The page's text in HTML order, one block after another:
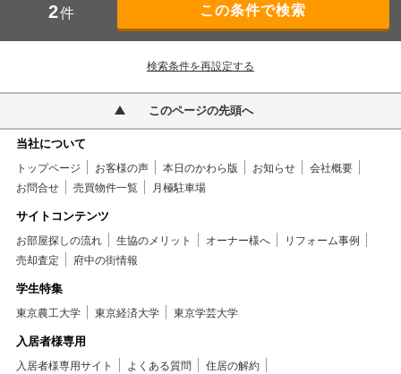
2件
検索条件を再設定する
このページの先頭へ
当社について
トップページ お客様の声 本日のかわら版 お知らせ
会社概要
お問合せ
売買物件一覧 月極駐車場
サイトコンテンツ
お部屋探しの流れ 生協のメリット オーナー様へ
リフォーム事例
売却査定
府中の街情報
学生特集
東京農工大学 東京経済大学 東京学芸大学
入居者様専用
入居者様専用サイト よくある質問
住居の解約